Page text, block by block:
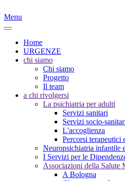
Menu
Home
URGENZE
chi siamo
Chi siamo
Progetto
Il team
a chi rivolgersi
La psichiatria per adulti
Servizi sanitari
Servizi socio-
L'accoglienza
Percorsi terapeutici
Neuropsichiatria infantile
I Servizi per le
Associazioni della Salute
A Bologna